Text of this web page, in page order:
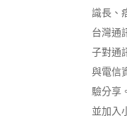
識長、
台灣通
子對通
與電信
驗分享
並加入